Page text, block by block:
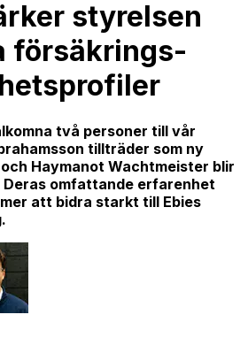
styrelsen
försäkrings-
två personer till vår
tillträder som ny
Haymanot Wachtmeister blir
omfattande erfarenhet
att bidra starkt till Ebies